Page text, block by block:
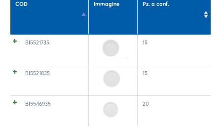
COD Immagine Pz. a conf.
BI5521735 15
BI5521835 15
BI5546935 20